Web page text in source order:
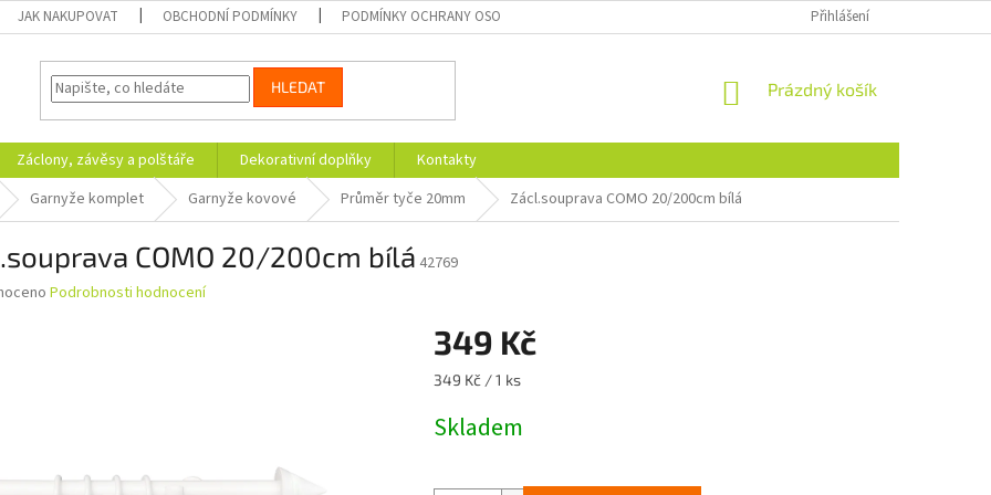
JAK NAKUPOVAT OBCHODNÍ PODMÍNKY PODMÍNKY OCHRANY OSOBNÍCH ÚDAJŮ FORMULÁŘ PRO
Přihlášení
HLEDAT
NÁKUPNÍ
Prázdný košík
Záclony, závěsy a polštáře Dekorativní doplňky
Kontakty
Garnyže komplet Garnyže kovové Průměr tyče 20mm Zácl.souprava COMO 20/200cm bílá
COMO 20/200cm bílá 42769
Podrobnosti hodnocení
349 Kč
Měrná
349 Kč / 1 ks
Skladem